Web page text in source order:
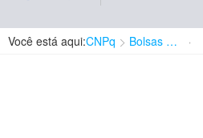
Você está aqui:CNPq Bolsas e Auxílios Vigentes